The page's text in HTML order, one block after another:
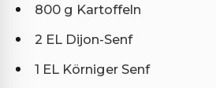
800 g Kartoffeln
2 EL Dijon-Senf
1 EL Körniger Senf